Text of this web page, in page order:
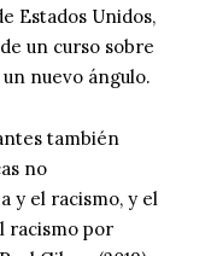
Estados Unidos,
un curso sobre
nuevo ángulo.
también
no
y el racismo, y el
racismo por